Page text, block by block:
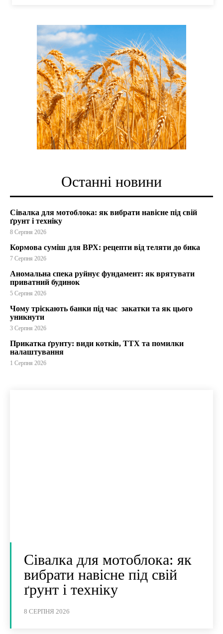
Останні новини
Сівалка для мотоблока: як вибрати навісне під свій
ґрунт і техніку
8 Серпня 2026
Кормова суміш для ВРХ: рецепти від теляти до бика
7 Серпня 2026
Аномальна спека руйнує фундамент: як врятувати
приватний будинок
5 Серпня 2026
Чому тріскають банки під час закатки та як цього
уникнути
3 Серпня 2026
Прикатка ґрунту: види котків, ТТХ та помилки
налаштування
1 Серпня 2026
Сівалка для мотоблока: як
вибрати навісне під свій
ґрунт і техніку
8 СЕРПНЯ 2026